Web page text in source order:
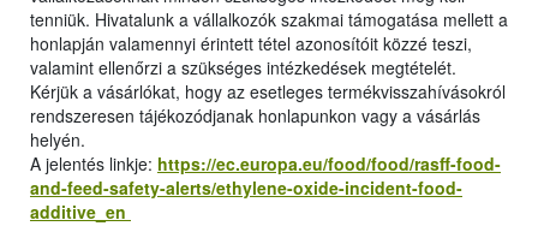
tenniük. Hivatalunk a vállalkozók szakmai támogatása mellett a
honlapján valamennyi érintett tétel azonosítóit közzé teszi,
valamint ellenőrzi a szükséges intézkedések megtételét.
Kérjük a vásárlókat, hogy az esetleges termékvisszahívásokról
rendszeresen tájékozódjanak honlapunkon vagy a vásárlás
helyén.
A jelentés linkje: https://ec.europa.eu/food/food/rasff-food-
and-feed-safety-alerts/ethylene-oxide-incident-food-
additive_en